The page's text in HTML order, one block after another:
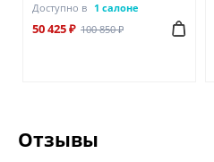
Доступно в 1 салоне
50 425 ₽ 100 850 ₽
Отзывы